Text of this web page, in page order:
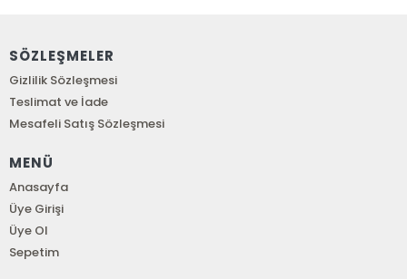
SÖZLEŞMELER
Gizlilik Sözleşmesi
Teslimat ve İade
Mesafeli Satış Sözleşmesi
MENÜ
Anasayfa
Üye Girişi
Üye Ol
Sepetim